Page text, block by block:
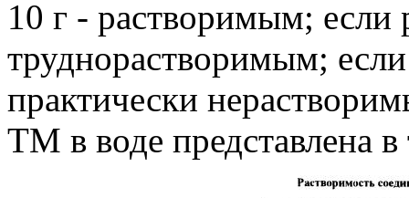
10 г - растворимым; если
труднорастворимым;
практически
TM в воде представлена